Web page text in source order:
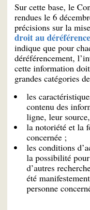
Sur cette base, le
rendues le 6
précisions sur la
droit au
indique que pour
déréférencement,
cette information
grandes catégories
les
contenu des
ligne, leur
la notoriété et la
concernée ;
les conditions
la possibilité
d’autres
été
personne